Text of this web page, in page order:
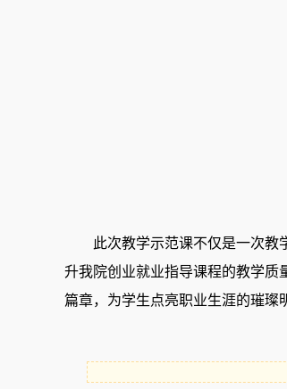
此次教学示范课不仅是一次教学
升我院创业就业指导课程的教学质
篇章，为学生点亮职业生涯的璀璨